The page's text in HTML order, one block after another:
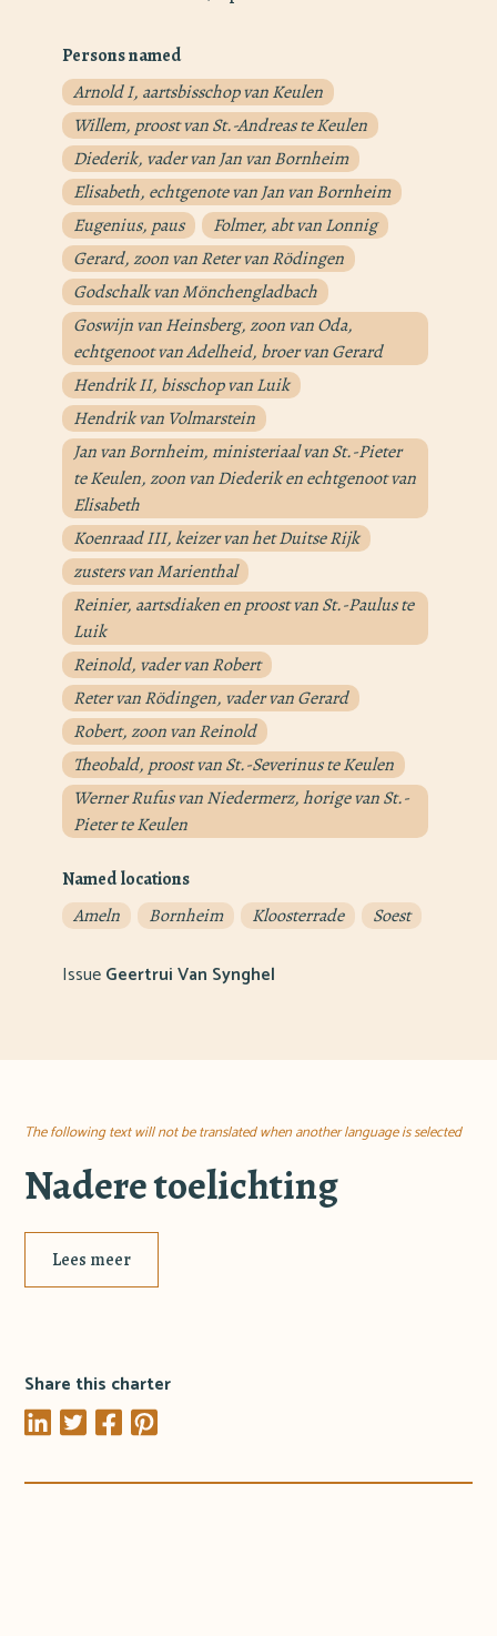
Persons named
Arnold I, aartsbisschop van Keulen
Willem, proost van St.-Andreas te Keulen
Diederik, vader van Jan van Bornheim
Elisabeth, echtgenote van Jan van Bornheim
Eugenius, paus
Folmer, abt van Lonnig
Gerard, zoon van Reter van Rödingen
Godschalk van Mönchengladbach
Goswijn van Heinsberg, zoon van Oda,
echtgenoot van Adelheid, broer van Gerard
Hendrik II, bisschop van Luik
Hendrik van Volmarstein
Jan van Bornheim, ministeriaal van St.-Pieter
te Keulen, zoon van Diederik en echtgenoot van
Elisabeth
Koenraad III, keizer van het Duitse Rijk
zusters van Marienthal
Reinier, aartsdiaken en proost van St.-Paulus te
Luik
Reinold, vader van Robert
Reter van Rödingen, vader van Gerard
Robert, zoon van Reinold
Theobald, proost van St.-Severinus te Keulen
Werner Rufus van Niedermerz, horige van St.-
Pieter te Keulen
Named locations
Ameln
Bornheim Kloosterrade Soest
IssueGeertrui Van Synghel
The following text will not be translated when another language is selected
Nadere toelichting
Lees meer
Share this charter